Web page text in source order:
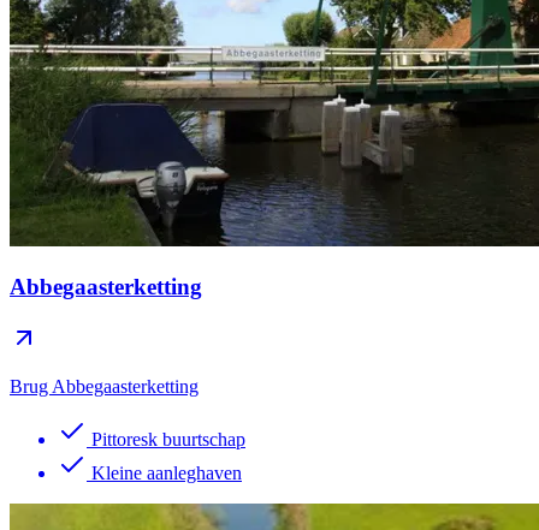
Abbegaasterketting
Brug Abbegaasterketting
Pittoresk buurtschap
Kleine aanleghaven